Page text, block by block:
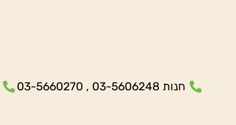
חנות 03-5606248 , 03-5660270